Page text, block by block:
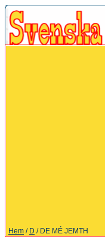
Hem / D / DE MÉ JEMTH